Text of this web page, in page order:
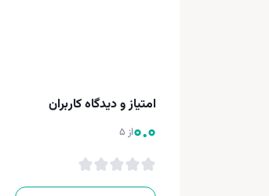
امتیاز و دیدگاه کاربران
0.0از 5